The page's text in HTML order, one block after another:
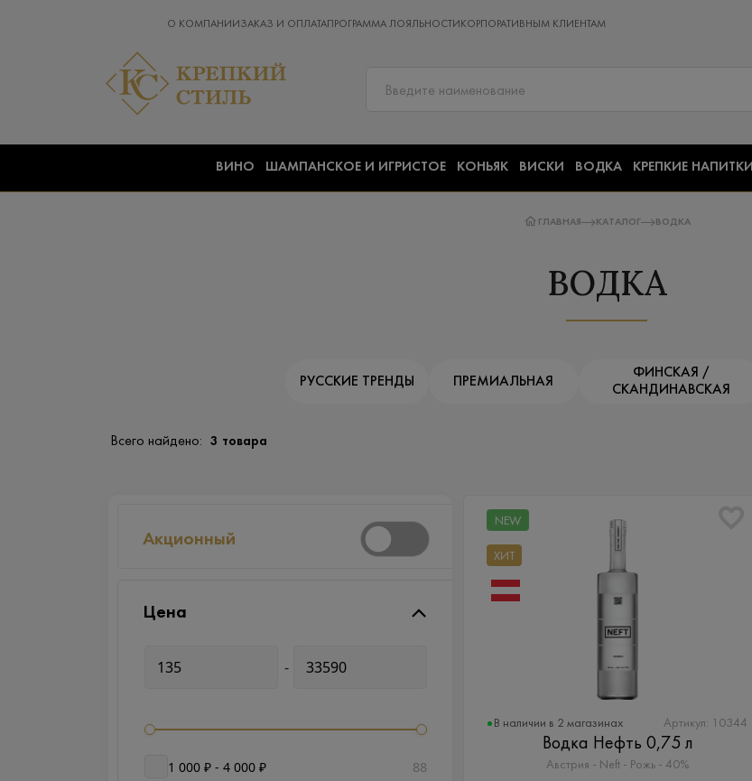
О КОМПАНИИ ЗАКАЗ И ОПЛАТАПРОГРАММА ЛОЯЛЬНОСТИ КОРПОРАТИВНЫМ КЛИЕНТАМ
ВИНО ШАМПАНСКОЕ И ИГРИСТОЕ КОНЬЯК ВИСКИ ВОДКА КРЕПКИЕ НАПИТКИ
ГЛАВНАЯ КАТАЛОГ ВОДКА
ВОДКА
РУССКИЕ ТРЕНДЫ ПРЕМИАЛЬНАЯ
ФИНСКАЯ /
СКАНДИНАВСКАЯ
Всего найдено: 3 товара
Акционный
Цена
-
1 000 ₽ - 4 000 ₽
88
NEW
ХИТ
В наличии в 2 магазинах Артикул: 10344
Водка Нефть 0,75 л
Австрия - Neft - Рожь - 40%